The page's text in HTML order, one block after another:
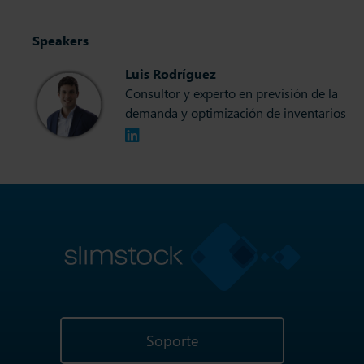
Speakers
Luis Rodríguez
Consultor y experto en previsión de la
demanda y optimización de inventarios
Soporte